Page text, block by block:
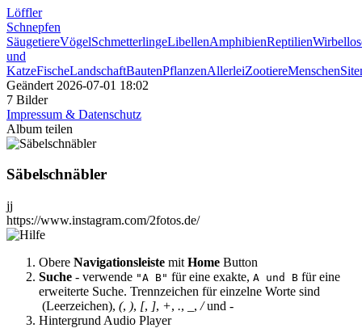
Löffler
Schnepfen
SäugetiereVögelSchmetterlingeLibellenAmphibienReptilien
und
KatzeFischeLandschaftBautenPflanzenAllerleiZootiereMenschen
Geändert 2026-07-01 18:02
7 Bilder
Impressum & Datenschutz
Album teilen
Säbelschnäbler
jj
https://www.instagram.com/2fotos.de/
Obere Navigationsleiste mit Home Button
Suche - verwende "A B" für eine exakte, A und B für eine
erweiterte Suche. Trennzeichen für einzelne Worte sind
(Leerzeichen), (, ), [, ], +, ., , /und -
Hintergrund Audio Player